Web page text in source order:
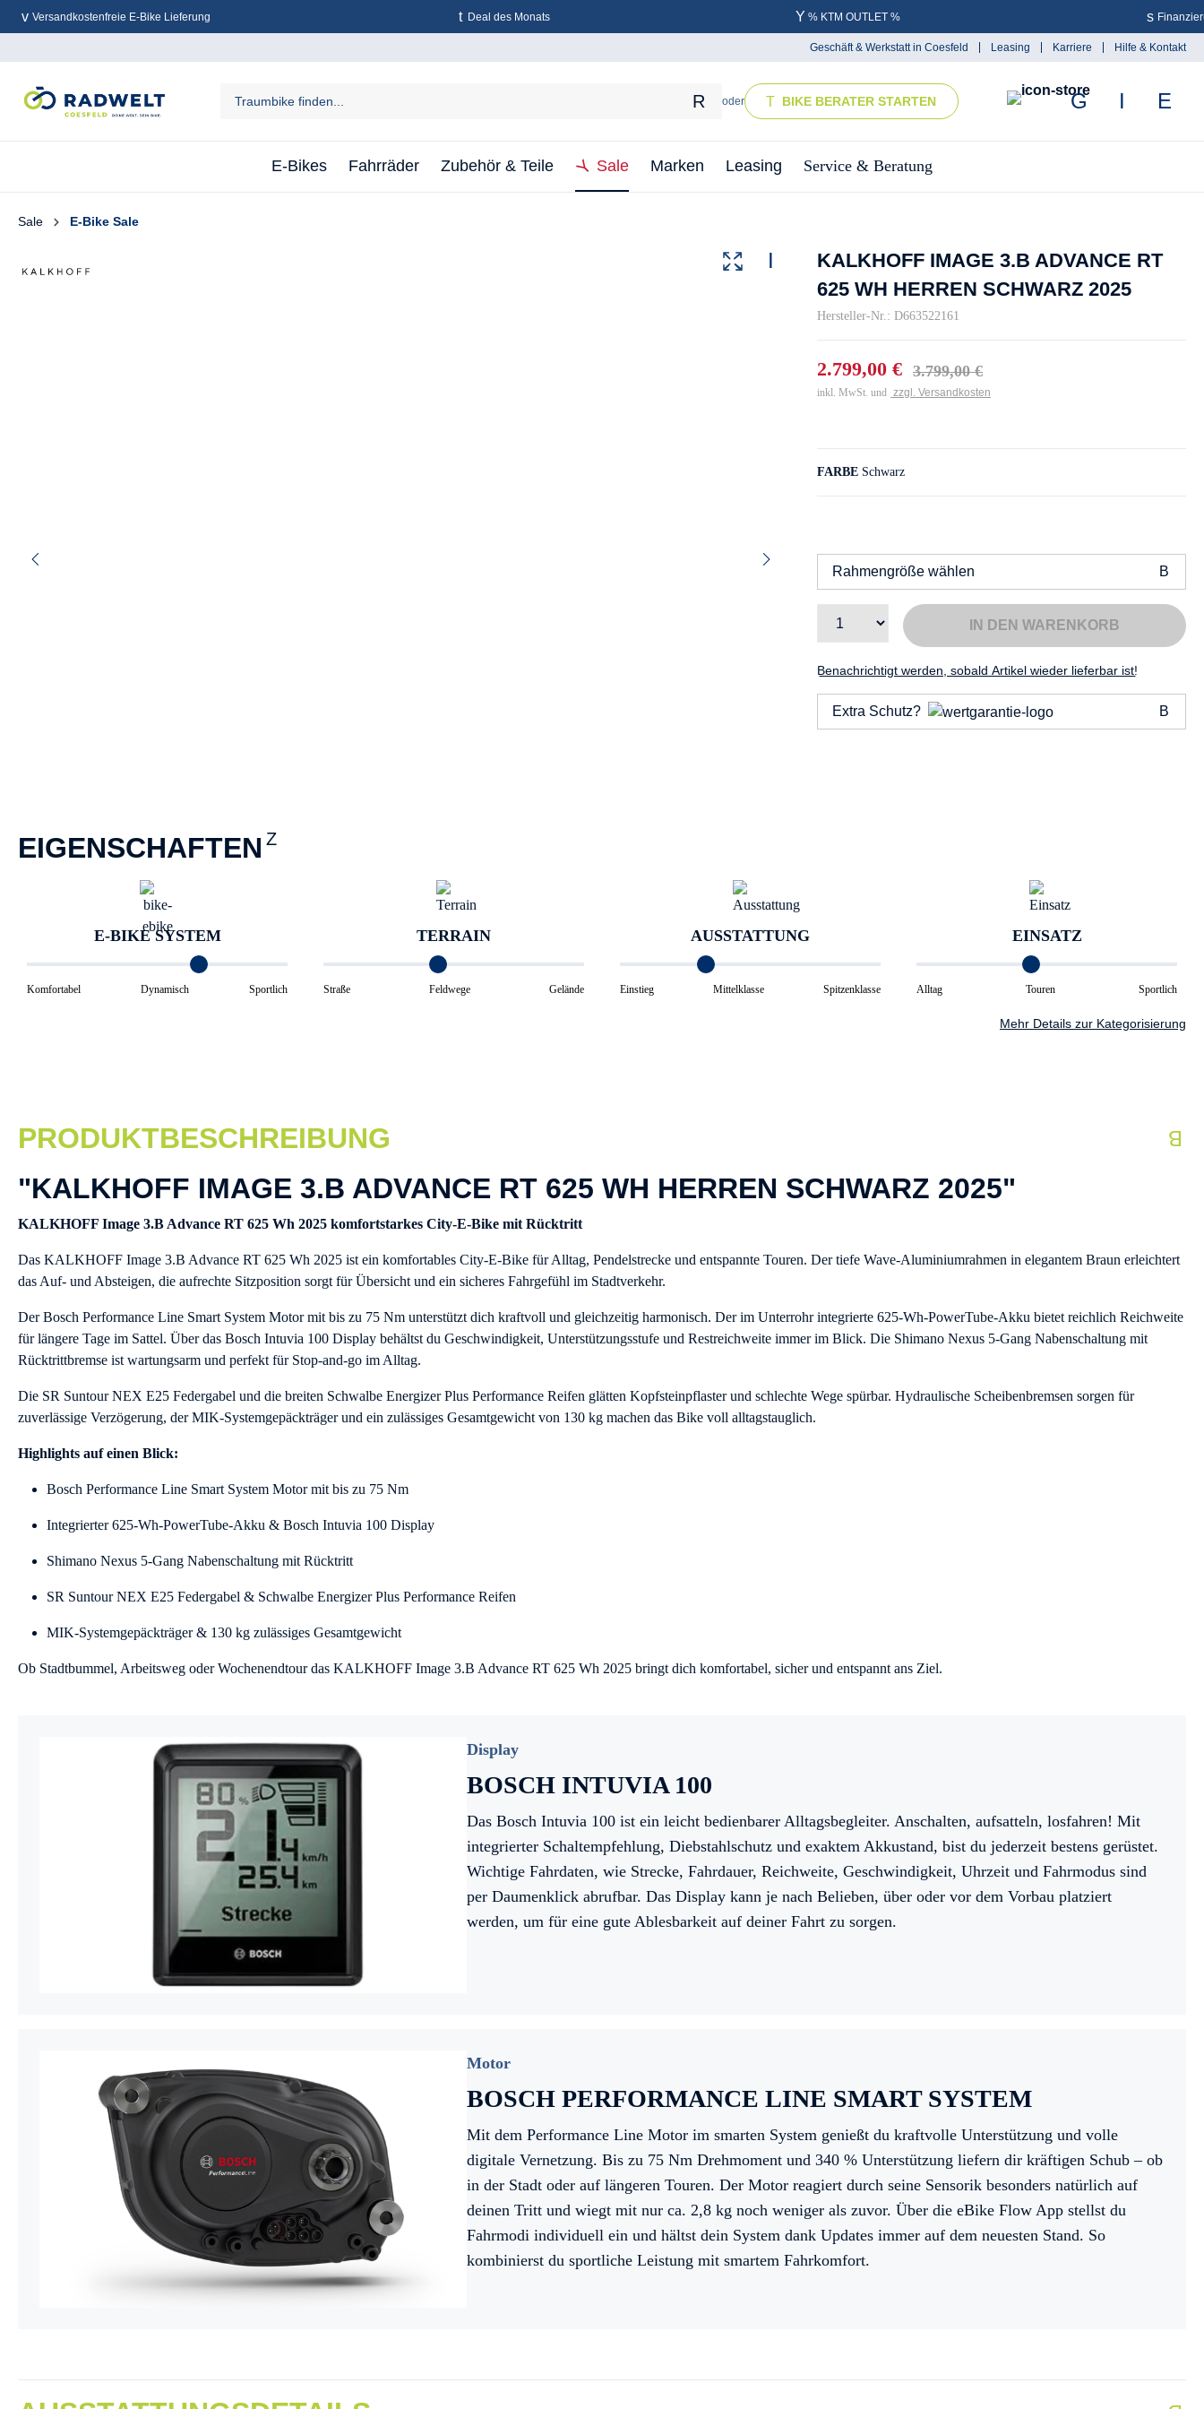
springen
Versandkostenfreie E-Bike Lieferung Deal des Monats % KTM OUTLET %
Geschäft & Werkstatt in Coesfeld Leasing Karriere Hilfe & Kontakt
oder BIKE BERATER STARTEN
E-Bikes Fahrräder Zubehör & Teile Sale Marken Leasing Service & Beratung
Sale E-Bike Sale
KALKHOFF IMAGE 3.B ADVANCE RT
625 WH HERREN SCHWARZ 2025
Hersteller-Nr.: D663522161
2.799,00 € 3.799,00 €
inkl. MwSt. und zzgl. Versandkosten
FARBE Schwarz
Rahmengröße wählen
IN DEN WARENKORB
Benachrichtigt werden, sobald Artikel wieder lieferbar ist!
Extra Schutz?
EIGENSCHAFTEN
E-BIKE SYSTEM
Komfortabel Dynamisch Sportlich
TERRAIN
Straße Feldwege Gelände
AUSSTATTUNG
Einstieg Mittelklasse Spitzenklasse
EINSATZ
Alltag Touren Sportlich
Mehr Details zur Kategorisierung
PRODUKTBESCHREIBUNG
"KALKHOFF IMAGE 3.B ADVANCE RT 625 WH HERREN SCHWARZ 2025"
KALKHOFF Image 3.B Advance RT 625 Wh 2025 komfortstarkes City-E-Bike mit Rücktritt
Das KALKHOFF Image 3.B Advance RT 625 Wh 2025 ist ein komfortables City-E-Bike für Alltag, Pendelstrecke und entspannte Touren. Der tiefe Wave-Aluminiumrahmen in elegantem Braun erleichtert
das Auf- und Absteigen, die aufrechte Sitzposition sorgt für Übersicht und ein sicheres Fahrgefühl im Stadtverkehr.
Der Bosch Performance Line Smart System Motor mit bis zu 75 Nm unterstützt dich kraftvoll und gleichzeitig harmonisch. Der im Unterrohr integrierte 625-Wh-PowerTube-Akku bietet reichlich Reichweite
für längere Tage im Sattel. Über das Bosch Intuvia 100 Display behältst du Geschwindigkeit, Unterstützungsstufe und Restreichweite immer im Blick. Die Shimano Nexus 5-Gang Nabenschaltung mit
Rücktrittbremse ist wartungsarm und perfekt für Stop-and-go im Alltag.
Die SR Suntour NEX E25 Federgabel und die breiten Schwalbe Energizer Plus Performance Reifen glätten Kopfsteinpflaster und schlechte Wege spürbar. Hydraulische Scheibenbremsen sorgen für
zuverlässige Verzögerung, der MIK-Systemgepäckträger und ein zulässiges Gesamtgewicht von 130 kg machen das Bike voll alltagstauglich.
Highlights auf einen Blick:
Bosch Performance Line Smart System Motor mit bis zu 75 Nm
Integrierter 625-Wh-PowerTube-Akku & Bosch Intuvia 100 Display
Shimano Nexus 5-Gang Nabenschaltung mit Rücktritt
SR Suntour NEX E25 Federgabel & Schwalbe Energizer Plus Performance Reifen
MIK-Systemgepäckträger & 130 kg zulässiges Gesamtgewicht
Ob Stadtbummel, Arbeitsweg oder Wochenendtour das KALKHOFF Image 3.B Advance RT 625 Wh 2025 bringt dich komfortabel, sicher und entspannt ans Ziel.
Display
BOSCH INTUVIA 100
Das Bosch Intuvia 100 ist ein leicht bedienbarer Alltagsbegleiter. Anschalten, aufsatteln, losfahren! Mit
integrierter Schaltempfehlung, Diebstahlschutz und exaktem Akkustand, bist du jederzeit bestens gerüstet.
Wichtige Fahrdaten, wie Strecke, Fahrdauer, Reichweite, Geschwindigkeit, Uhrzeit und Fahrmodus sind
per Daumenklick abrufbar. Das Display kann je nach Belieben, über oder vor dem Vorbau platziert
werden, um für eine gute Ablesbarkeit auf deiner Fahrt zu sorgen.
Motor
BOSCH PERFORMANCE LINE SMART SYSTEM
Mit dem Performance Line Motor im smarten System genießt du kraftvolle Unterstützung und volle
digitale Vernetzung. Bis zu 75 Nm Drehmoment und 340 % Unterstützung liefern dir kräftigen Schub – ob
in der Stadt oder auf längeren Touren. Der Motor reagiert durch seine Sensorik besonders natürlich auf
deinen Tritt und wiegt mit nur ca. 2,8 kg noch weniger als zuvor. Über die eBike Flow App stellst du
Fahrmodi individuell ein und hältst dein System dank Updates immer auf dem neuesten Stand. So
kombinierst du sportliche Leistung mit smartem Fahrkomfort.